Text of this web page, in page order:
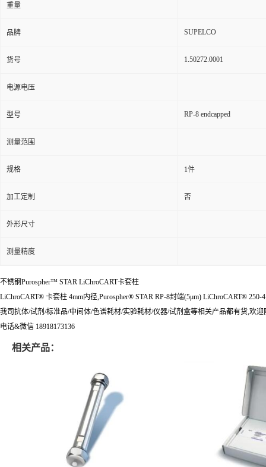
重量
品牌 SUPELCO
货号 1.50272.0001
电源电压
型号 RP-8 endcapped
测量范围
规格 1件
加工定制 否
外形尺寸
测量精度
不锈钢Purospher™ STAR LiChroCART卡套柱
LiChroCART® 卡套柱 4mm内径,Purospher® STAR RP-8封端(5μm) LiChroCART® 250-4
我司抗体/试剂/标准品/中间体/色谱耗材/实验耗材/仪器/试剂盒等相关产品都有货,欢
电话&微信 18918173136
相关产品：